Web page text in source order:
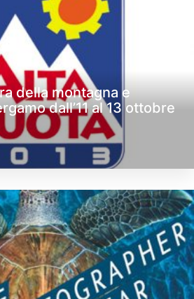
della montagna e
dall’11 al 13 ottobre